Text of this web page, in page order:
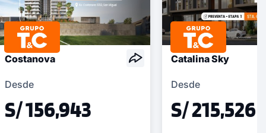
Costanova
Desde
S/ 156,943
Catalina Sky
Desde
S/ 215,526